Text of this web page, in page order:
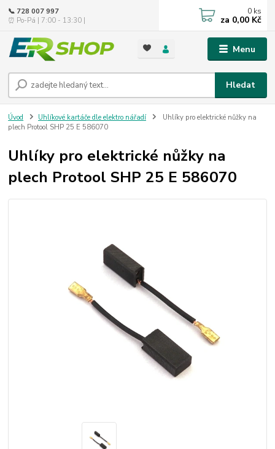
Menu
Hledat
📞 728 007 997
⏰ Po-Pá | 7:00 - 13:30 |
0 ks
za 0,00 Kč
Úvod Uhlíkové kartáče dle elektro nářadí
Uhlíky pro elektrické nůžky na
plech Protool SHP 25 E 586070
Uhlíky pro elektrické nůžky na
plech Protool SHP 25 E 586070